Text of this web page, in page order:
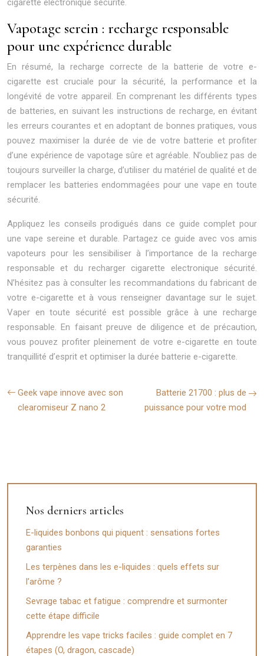
cigarette electronique sécurité.
Vapotage serein : recharge responsable
pour une expérience durable
En résumé, la recharge correcte de la batterie de votre e-
cigarette est cruciale pour la sécurité, la performance et la
longévité de votre appareil. En comprenant les différents types
de batteries, en suivant les instructions de recharge, en évitant
les erreurs courantes et en adoptant de bonnes pratiques, vous
pouvez maximiser la durée de vie de votre batterie et profiter
d’une expérience de vapotage sûre et agréable. N’oubliez pas de
toujours surveiller la charge, d’utiliser du matériel de qualité et de
remplacer les batteries endommagées pour une vape en toute
sécurité.
Appliquez les conseils prodigués dans ce guide complet pour
une vape sereine et durable. Partagez ce guide avec vos amis
vapoteurs pour les sensibiliser à l’importance de la recharge
responsable et du recharger cigarette electronique sécurité.
N’hésitez pas à consulter les recommandations du fabricant de
votre e-cigarette et à vous renseigner davantage sur le sujet.
Vaper en toute sécurité est possible grâce à une recharge
responsable. En faisant preuve de diligence et de précaution,
vous pouvez profiter pleinement de votre e-cigarette en toute
tranquillité d’esprit et optimiser la durée batterie e-cigarette.
Geek vape innove avec son
clearomiseur Z nano 2
Batterie 21700 : plus de
puissance pour votre mod
Nos derniers articles
E-liquides bonbons qui piquent : sensations fortes
garanties
Les terpènes dans les e-liquides : quels effets sur
l’arôme ?
Sevrage tabac et fatigue : comprendre et surmonter
cette étape difficile
Apprendre les vape tricks faciles : guide complet en 7
étapes (O, dragon, cascade)